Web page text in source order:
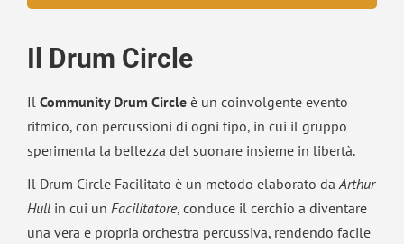
Il Drum Circle
Il Community Drum Circleè un coinvolgente evento
ritmico, con percussioni di ogni tipo, in cui il gruppo
sperimenta la bellezza del suonare insieme in libertà.
Il Drum Circle Facilitato è un metodo elaborato daArthur
Hullin cui un Facilitatore, conduce il cerchio a diventare
una vera e propria orchestra percussiva, rendendo facile